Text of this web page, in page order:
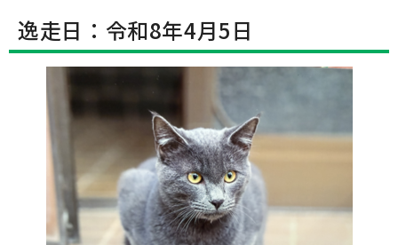
逸走日：令和8年4月5日